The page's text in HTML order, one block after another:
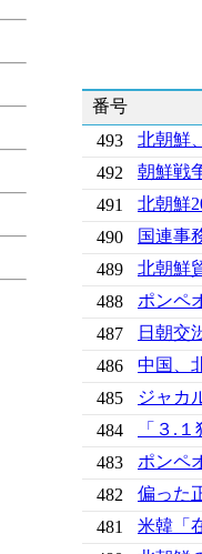
番号
493
北朝鮮
492
朝鮮戦
491
北朝鮮
490
国連事
489
北朝鮮
488
ポンペ
487
日朝交
486
中国、
485
ジャカ
484
「３.
483
ポンペ
482
偏った
481
米韓「